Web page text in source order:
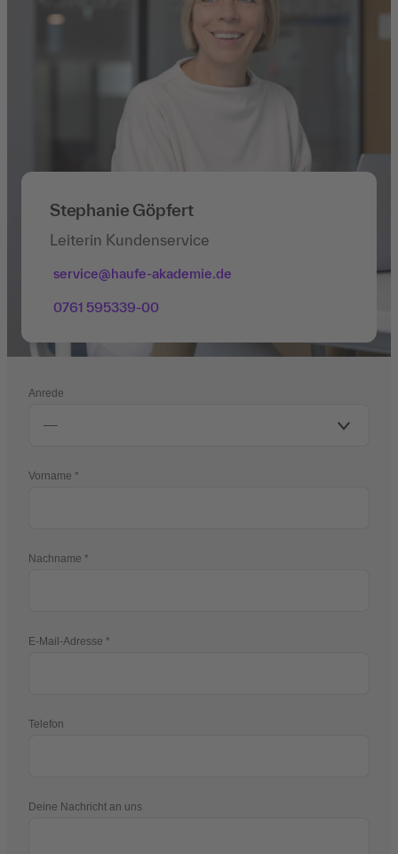
Stephanie Göpfert
Leiterin Kundenservice
service@haufe-akademie.de
0761 595339-00
Anrede
Vorname
Nachname
E-Mail-Adresse
Telefon
Deine Nachricht an uns